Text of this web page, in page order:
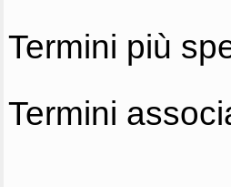
Termini più
Termini